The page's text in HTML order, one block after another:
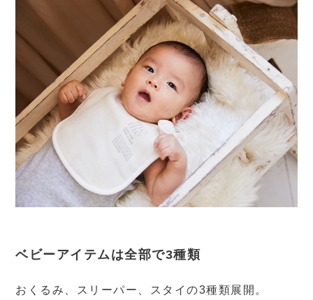
ベビーアイテムは全部で3種類
おくるみ、スリーパー、スタイの3種類展開。